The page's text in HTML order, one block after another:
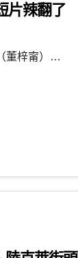
片辣翻了
董梓甯）…